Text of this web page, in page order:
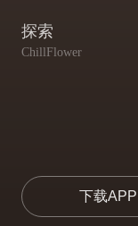
探索
ChillFlower
下载APP